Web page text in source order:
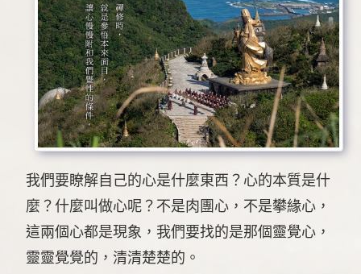
我們要瞭解自己的心是什麼東西？心的本質是什
麼？什麼叫做心呢？不是肉團心，不是攀緣心，
這兩個心都是現象，我們要找的是那個靈覺心，
靈靈覺覺的，清清楚楚的。